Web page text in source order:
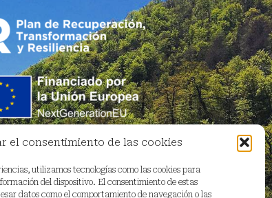
el consentimiento de las cookies
utilizamos tecnologías como las cookies para
del dispositivo. El consentimiento de estas
datos como el comportamiento de navegación o las